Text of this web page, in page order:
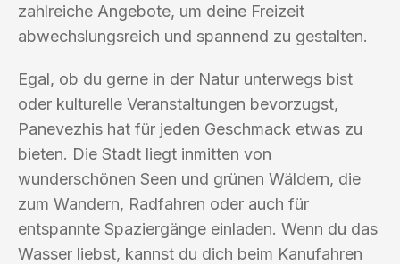
zahlreiche Angebote, um deine Freizeit
abwechslungsreich und spannend zu gestalten.
Egal, ob du gerne in der Natur unterwegs bist
oder kulturelle Veranstaltungen bevorzugst,
Panevezhis hat für jeden Geschmack etwas zu
bieten. Die Stadt liegt inmitten von
wunderschönen Seen und grünen Wäldern, die
zum Wandern, Radfahren oder auch für
entspannte Spaziergänge einladen. Wenn du das
Wasser liebst, kannst du dich beim Kanufahren